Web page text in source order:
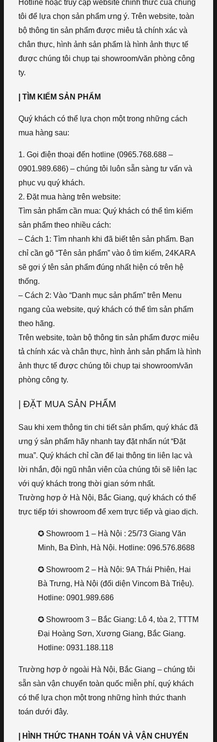
Hotline hoặc truy cập website chính thức của chúng
tôi để lựa chọn sản phẩm ưng ý. Trên website, toàn
bộ thông tin sản phẩm được miêu tả chính xác và
chân thực, hình ảnh sản phẩm là hình ảnh thực tế
được chúng tôi chụp tại showroom/văn phòng công
ty.
| TÌM KIẾM SẢN PHẨM
Quý khách có thể lựa chọn một trong những cách
mua hàng sau:
1. Gọi điện thoại đến hotline (0965.768.688 –
0901.989.686) – chúng tôi luôn sẵn sàng tư vấn và
phục vụ quý khách.
2. Đặt mua hàng trên website:
Tìm sản phẩm cần mua: Quý khách có thể tìm kiếm
sản phẩm theo nhiều cách:
– Cách 1: Tìm nhanh khi đã biết tên sản phẩm. Bạn
chỉ cần gõ “Tên sản phẩm” vào ô tìm kiếm, 24KARA
sẽ gợi ý tên sản phẩm đúng nhất hiện có trên hệ
thống.
– Cách 2: Vào “Danh mục sản phẩm” trên Menu
ngang của website, quý khách có thể tìm sản phẩm
theo hãng.
Trên website, toàn bộ thông tin sản phẩm được miêu
tả chính xác và chân thực, hình ảnh sản phẩm là hình
ảnh thực tế được chúng tôi chụp tại showroom/văn
phòng công ty.
| ĐẶT MUA SẢN PHẨM
Sau khi xem thông tin chi tiết sản phẩm, quý khác đã
ưng ý sản phẩm hãy nhanh tay đặt nhấn nút “Đặt
mua”. Quý khách chỉ cần để lại thông tin liên lạc và
lời nhắn, đội ngũ nhân viên của chúng tôi sẽ liên lạc
với quý khách trong thời gian sớm nhất.
Trường hợp ở Hà Nội, Bắc Giang, quý khách có thể
trực tiếp tới showroom để xem trực tiếp và giao dịch.
✪ Showroom 1 – Hà Nội : 25/73 Giang Văn
Minh, Ba Đình, Hà Nội. Hotline: 096.576.8688
✪ Showroom 2 – Hà Nội: 9A Thái Phiên, Hai
Bà Trưng, Hà Nội (đối diện Vincom Bà Triệu).
Hotline: 0901.989.686
✪ Showroom 3 – Bắc Giang: Lô 4, tòa 2, TTTM
Đại Hoàng Sơn, Xương Giang, Bắc Giang.
Hotline: 0931.188.118
Trường hợp ở ngoài Hà Nội, Bắc Giang – chúng tôi
sẵn sàn vận chuyển toàn quốc miễn phí, quý khách
có thể lựa chọn một trong những hình thức thanh
toán dưới đây.
| HÌNH THỨC THANH TOÁN VÀ VẬN CHUYỂN